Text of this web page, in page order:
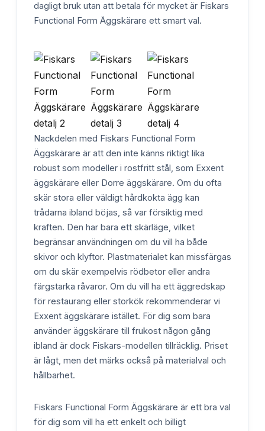
dagligt bruk utan att betala för mycket är Fiskars
Functional Form Äggskärare ett smart val.
Nackdelen med Fiskars Functional Form
Äggskärare är att den inte känns riktigt lika
robust som modeller i rostfritt stål, som Exxent
äggskärare eller Dorre äggskärare. Om du ofta
skär stora eller väldigt hårdkokta ägg kan
trådarna ibland böjas, så var försiktig med
kraften. Den har bara ett skärläge, vilket
begränsar användningen om du vill ha både
skivor och klyftor. Plastmaterialet kan missfärgas
om du skär exempelvis rödbetor eller andra
färgstarka råvaror. Om du vill ha ett äggredskap
för restaurang eller storkök rekommenderar vi
Exxent äggskärare istället. För dig som bara
använder äggskärare till frukost någon gång
ibland är dock Fiskars-modellen tillräcklig. Priset
är lågt, men det märks också på materialval och
hållbarhet.
Fiskars Functional Form Äggskärare är ett bra val
för dig som vill ha ett enkelt och billigt